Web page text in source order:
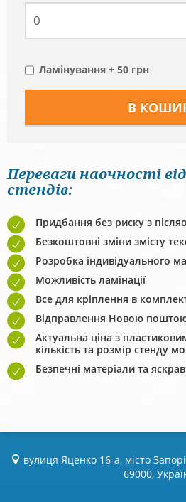
Ламінування + 50 грн
Переваги наочності
стендів:
Придбання без риску з
Безкоштовні зміни змісту
Розробка індивідуального
Можливість ламінації
Все для кріплення в
Відправлення Новою
Актуальна ціна з
кількість та розмір стенду
Безпечні матеріали та
вулиця Яценко 16-а, місто
69000,